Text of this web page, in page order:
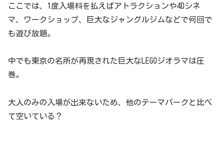
ここでは、1度入場料を払えばアトラクションや4Dシネ
マ、ワークショップ、巨大なジャングルジムなどで何回で
も遊び放題。
中でも東京の名所が再現された巨大なLEGOジオラマは圧
巻。
大人のみの入場が出来ないため、他のテーマパークと比べ
て空いている？